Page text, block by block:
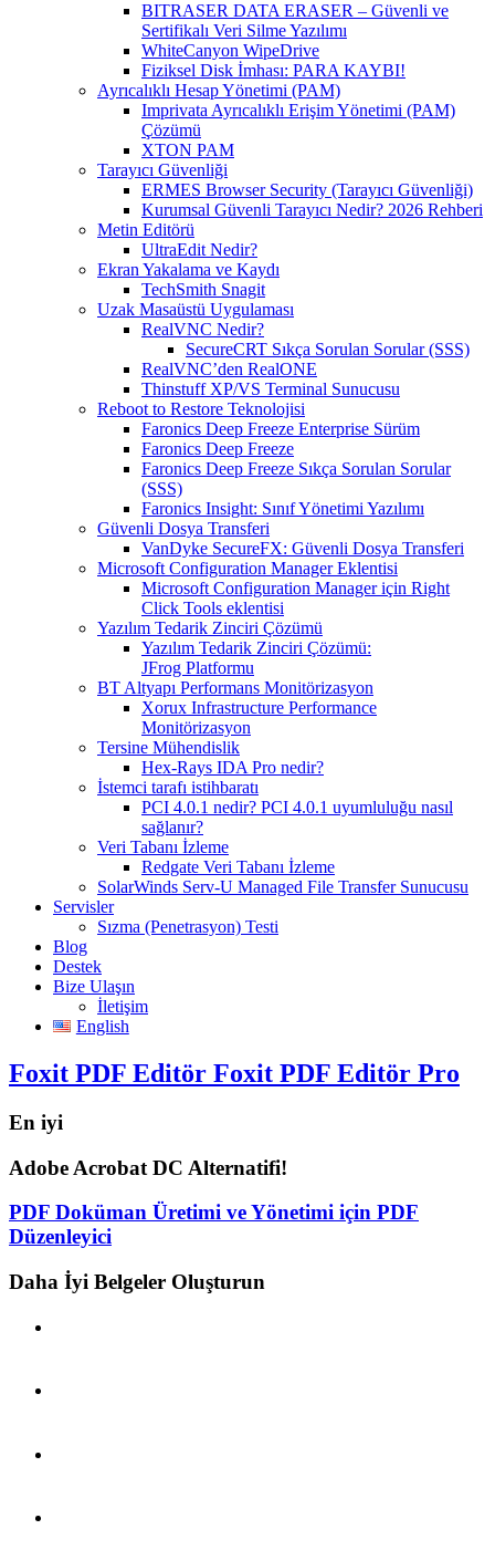
BITRASER DATA ERASER – Güvenli ve
Sertifikalı Veri Silme Yazılımı
WhiteCanyon WipeDrive
Fiziksel Disk İmhası: PARA KAYBI!
Ayrıcalıklı Hesap Yönetimi (PAM)
Imprivata Ayrıcalıklı Erişim Yönetimi (PAM)
Çözümü
XTON PAM
Tarayıcı Güvenliği
ERMES Browser Security (Tarayıcı Güvenliği)
Kurumsal Güvenli Tarayıcı Nedir? 2026 Rehberi
Metin Editörü
UltraEdit Nedir?
Ekran Yakalama ve Kaydı
TechSmith Snagit
Uzak Masaüstü Uygulaması
RealVNC Nedir?
SecureCRT Sıkça Sorulan Sorular (SSS)
RealVNC’den RealONE
Thinstuff XP/VS Terminal Sunucusu
Reboot to Restore Teknolojisi
Faronics Deep Freeze Enterprise Sürüm
Faronics Deep Freeze
Faronics Deep Freeze Sıkça Sorulan Sorular
(SSS)
Faronics Insight: Sınıf Yönetimi Yazılımı
Güvenli Dosya Transferi
VanDyke SecureFX: Güvenli Dosya Transferi
Microsoft Configuration Manager Eklentisi
Microsoft Configuration Manager için Right
Click Tools eklentisi
Yazılım Tedarik Zinciri Çözümü
Yazılım Tedarik Zinciri Çözümü:
JFrog Platformu
BT Altyapı Performans Monitörizasyon
Xorux Infrastructure Performance
Monitörizasyon
Tersine Mühendislik
Hex-Rays IDA Pro nedir?
İstemci tarafı istihbaratı
PCI 4.0.1 nedir? PCI 4.0.1 uyumluluğu nasıl
sağlanır?
Veri Tabanı İzleme
Redgate Veri Tabanı İzleme
SolarWinds Serv-U Managed File Transfer Sunucusu
Servisler
Sızma (Penetrasyon) Testi
Blog
Destek
Bize Ulaşın
İletişim
English
Foxit PDF Editör Foxit PDF Editör Pro
En iyi
Adobe Acrobat DC Alternatifi!
PDF Doküman Üretimi ve Yönetimi için PDF
Düzenleyici
Daha İyi Belgeler Oluşturun